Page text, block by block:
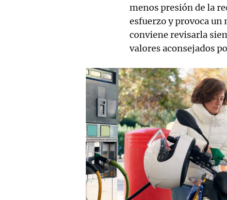
menos presión de la
esfuerzo y provoca un
conviene revisarla
valores aconsejados